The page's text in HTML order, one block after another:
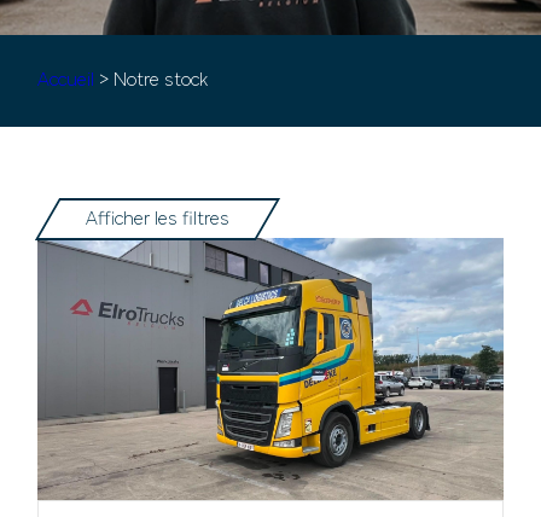
Accueil > Notre stock
Afficher les filtres